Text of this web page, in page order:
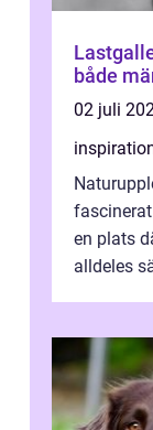
Lastgaller bil tryggare
både
02 juli
en plats
alldeles